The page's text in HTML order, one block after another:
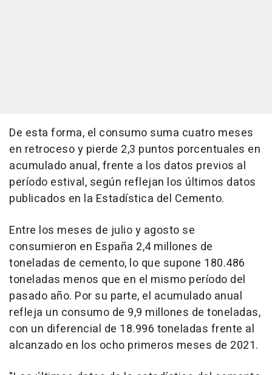
De esta forma, el consumo suma cuatro meses
en retroceso y pierde 2,3 puntos porcentuales en
acumulado anual, frente a los datos previos al
período estival, según reflejan los últimos datos
publicados en la Estadística del Cemento.
Entre los meses de julio y agosto se
consumieron en España 2,4 millones de
toneladas de cemento, lo que supone 180.486
toneladas menos que en el mismo período del
pasado año. Por su parte, el acumulado anual
refleja un consumo de 9,9 millones de toneladas,
con un diferencial de 18.996 toneladas frente al
alcanzado en los ocho primeros meses de 2021.